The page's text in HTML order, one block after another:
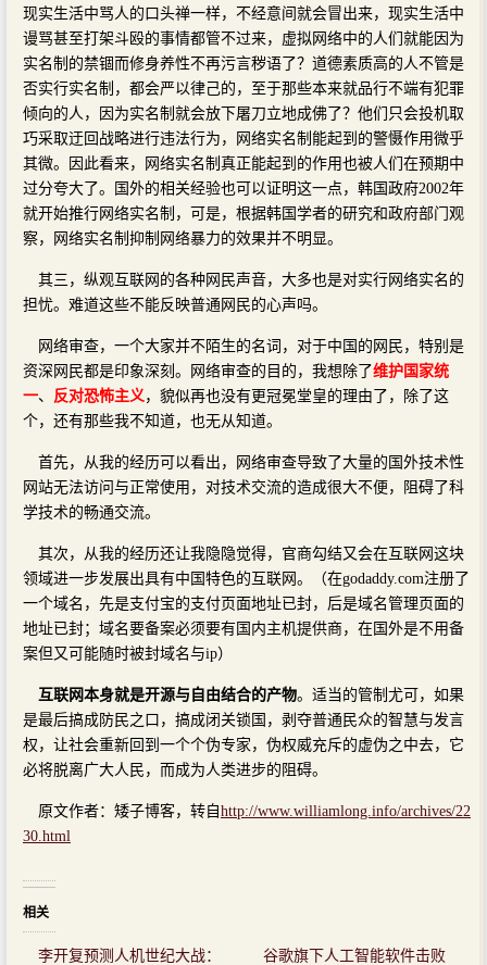
现实生活中骂人的口头禅一样，不经意间就会冒出来，现实生活中
谩骂甚至打架斗殴的事情都管不过来，虚拟网络中的人们就能因为
实名制的禁锢而修身养性不再污言秽语了？道德素质高的人不管是
否实行实名制，都会严以律己的，至于那些本来就品行不端有犯罪
倾向的人，因为实名制就会放下屠刀立地成佛了？他们只会投机取
巧采取迂回战略进行违法行为，网络实名制能起到的警慑作用微乎
其微。因此看来，网络实名制真正能起到的作用也被人们在预期中
过分夸大了。国外的相关经验也可以证明这一点，韩国政府2002年
就开始推行网络实名制，可是，根据韩国学者的研究和政府部门观
察，网络实名制抑制网络暴力的效果并不明显。
其三，纵观互联网的各种网民声音，大多也是对实行网络实名的
担忧。难道这些不能反映普通网民的心声吗。
网络审查，一个大家并不陌生的名词，对于中国的网民，特别是
资深网民都是印象深刻。网络审查的目的，我想除了维护国家统
一、 反对恐怖主义，貌似再也没有更冠冕堂皇的理由了，除了这
个，还有那些我不知道，也无从知道。
首先，从我的经历可以看出，网络审查导致了大量的国外技术性
网站无法访问与正常使用，对技术交流的造成很大不便，阻碍了科
学技术的畅通交流。
其次，从我的经历还让我隐隐觉得，官商勾结又会在互联网这块
领域进一步发展出具有中国特色的互联网。（在godaddy.com注册了
一个域名，先是支付宝的支付页面地址已封，后是域名管理页面的
地址已封；域名要备案必须要有国内主机提供商，在国外是不用备
案但又可能随时被封域名与ip）
互联网本身就是开源与自由结合的产物。适当的管制尤可，如果
是最后搞成防民之口，搞成闭关锁国，剥夺普通民众的智慧与发言
权，让社会重新回到一个个伪专家，伪权威充斥的虚伪之中去，它
必将脱离广大人民，而成为人类进步的阻碍。
原文作者：矮子博客，转自 http://www.williamlong.info/archives/22
30.html
相关
李开复预测人机世纪大战：
谷歌旗下人工智能软件击败